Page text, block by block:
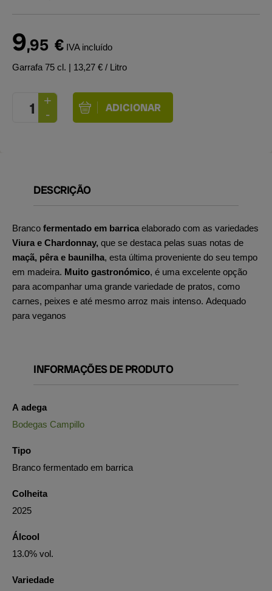
9,95 € IVA incluído
Garrafa 75 cl. | 13,27 € / Litro
DESCRIÇÃO
Branco fermentado em barrica elaborado com as variedades
Viura e Chardonnay, que se destaca pelas suas notas de
maçã, pêra e baunilha, esta última proveniente do seu tempo
em madeira. Muito gastronómico, é uma excelente opção
para acompanhar uma grande variedade de pratos, como
carnes, peixes e até mesmo arroz mais intenso. Adequado
para veganos
INFORMAÇÕES DE PRODUTO
A adega
Bodegas Campillo
Tipo
Branco fermentado em barrica
Colheita
2025
Álcool
13.0% vol.
Variedade